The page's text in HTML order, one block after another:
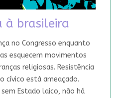
à brasileira
no Congresso enquanto
esquecem movimentos
religiosas. Resistência
cívico está ameaçado.
Estado laico, não há